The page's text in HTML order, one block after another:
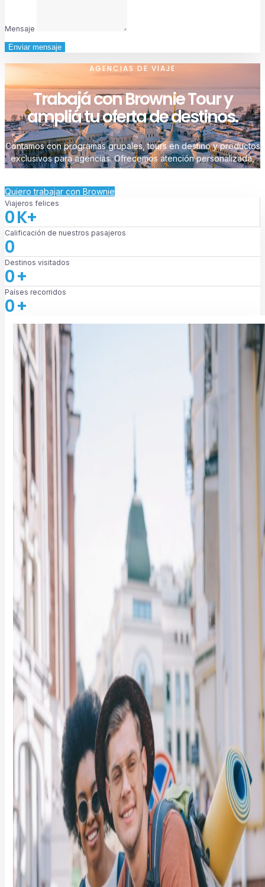
Mensaje
Enviar mensaje
AGENCIAS DE VIAJE
Trabajá con Brownie Tour y
ampliá tu oferta de destinos.
Contamos con programas grupales, tours en destino y productos
exclusivos para agencias. Ofrecemos atención personalizada,
materiales comerciales y soporte permanente.
Quiero trabajar con Brownie
Viajeros felices
0K+
Calificación de nuestros pasajeros
0
Destinos visitados
0+
Países recorridos
0+